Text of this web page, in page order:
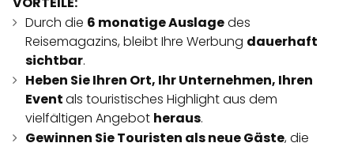
Durch die 6 monatige Auslagedes
Reisemagazins, bleibt Ihre Werbung dauerhaft
sichtbar.
Heben Sie Ihren Ort, Ihr Unternehmen, Ihren
Eventals touristisches Highlight aus dem
vielfältigen Angebot heraus.
Gewinnen Sie Touristen als neue Gäste, die